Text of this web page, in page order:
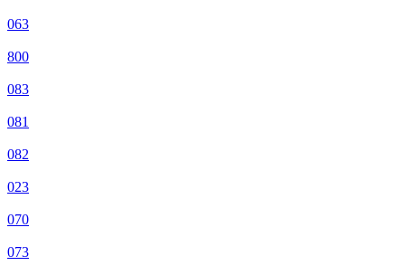
063
800
083
081
082
023
070
073